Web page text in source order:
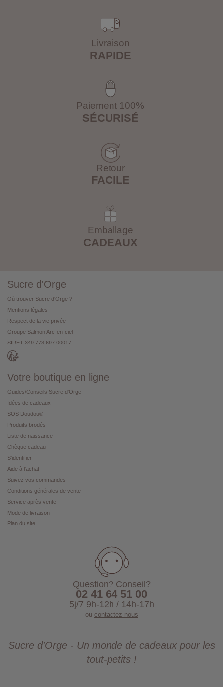
Livraison
RAPIDE
Paiement 100%
SÉCURISÉ
Retour
FACILE
Emballage
CADEAUX
Sucre d'Orge
Où trouver Sucre d'Orge ?
Mentions légales
Respect de la vie privée
Groupe Salmon Arc-en-ciel
SIRET 349 773 697 00017
Votre boutique en ligne
Guides/Conseils Sucre d'Orge
Idées de cadeaux
SOS Doudou®
Produits brodés
Liste de naissance
Chèque cadeau
S'identifier
Aide à l'achat
Suivez vos commandes
Conditions générales de vente
Service après vente
Mode de livraison
Plan du site
Question? Conseil?
02 41 64 51 00
5j/7 9h-12h / 14h-17h
ou contactez-nous
Sucre d'Orge - Un monde de cadeaux pour les
tout-petits !